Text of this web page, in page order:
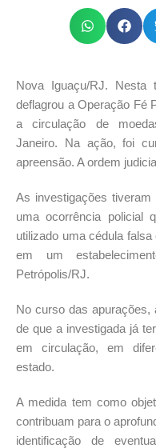
Nova Iguaçu/RJ. Nesta
deflagrou a Operação Fé
a circulação de
Janeiro. Na ação, foi
apreensão. A ordem
As investigações
uma ocorrência policial
utilizado uma cédula
em um
Petrópolis/RJ.
No curso das apurações,
de que a investigada já
em circulação, em
estado.
A medida tem como
contribuam para o
identificação de